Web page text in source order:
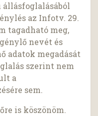
állásfoglalásából
az Infotv. 29.
tagadható meg,
nevét és
adatok megadását
szerint nem
a
sem.
is köszönöm.